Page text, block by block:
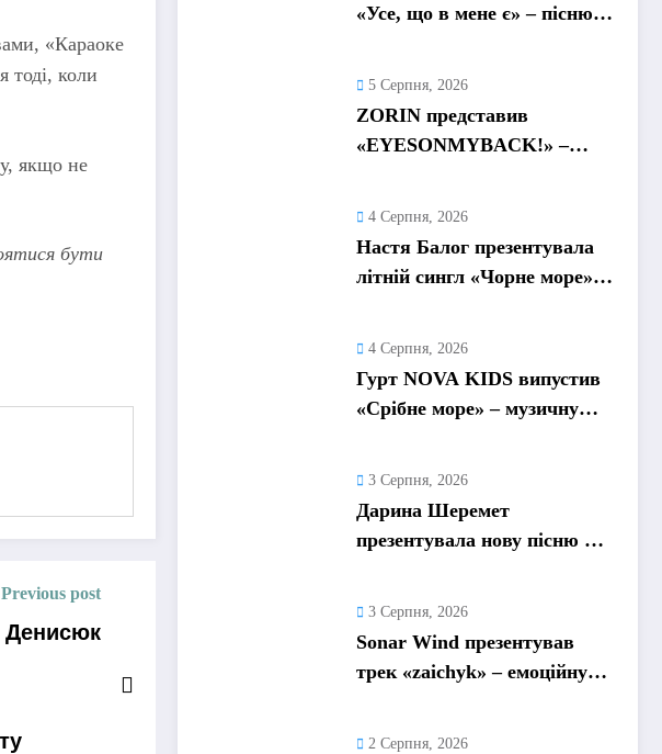
«Караоке
тоді, коли
якщо не
бути
Previous post
Денисюк
«Усе, що в мене є» – пісню
5 Серпня, 2026
ZORIN представив
«EYESONMYBACK!» –
4 Серпня, 2026
Настя Балог презентувала
літній сингл «Чорне море»
4 Серпня, 2026
Гурт NOVA KIDS випустив
«Срібне море» – музичну
3 Серпня, 2026
Дарина Шеремет
презентувала нову пісню «А
3 Серпня, 2026
Sonar Wind презентував
трек «zaichyk» – емоційну
2 Серпня, 2026